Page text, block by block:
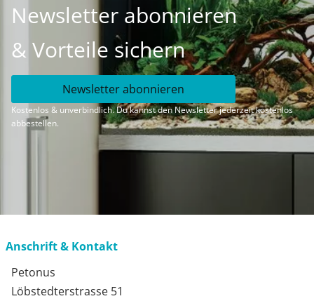
Newsletter abonnieren
& Vorteile sichern
Newsletter abonnieren
Kostenlos & unverbindlich. Du kannst den Newsletter jederzeit kostenlos
abbestellen.
Anschrift & Kontakt
Petonus
Löbstedterstrasse 51